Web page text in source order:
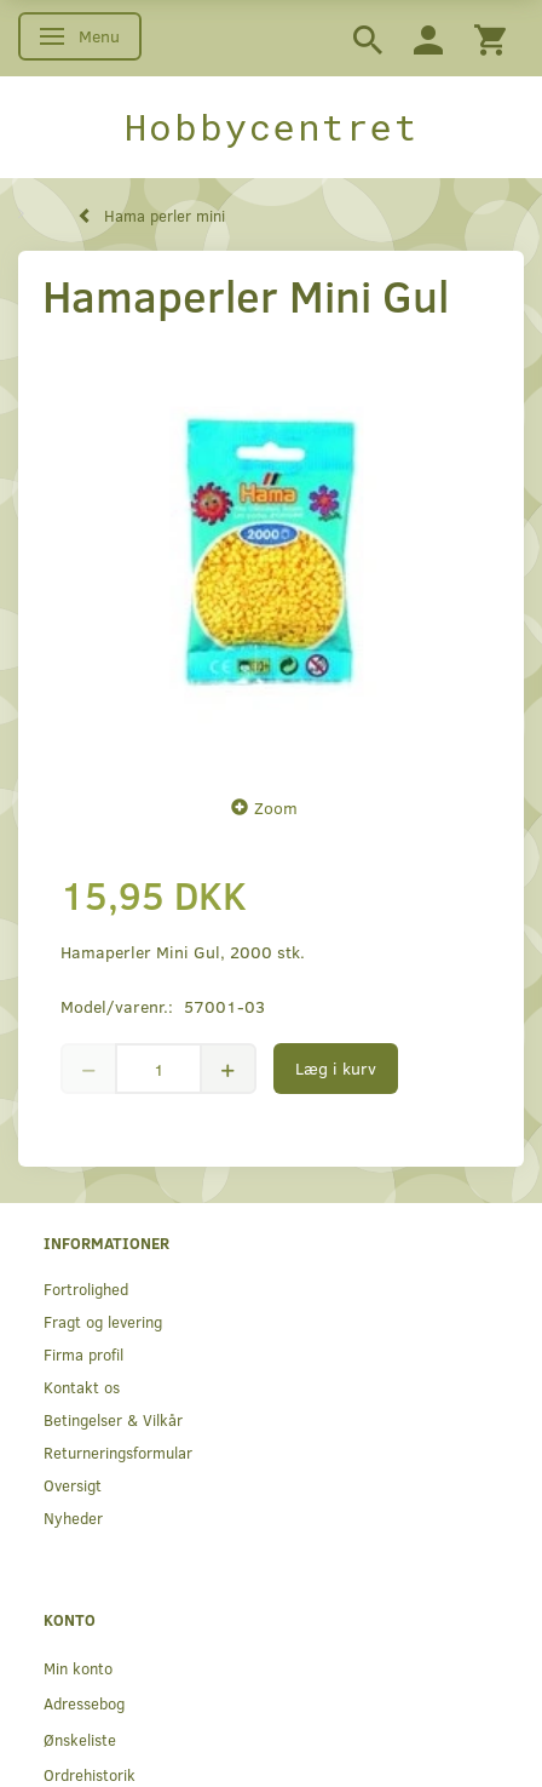
Skifte navigation
Menu
Hobbycentret
Hama perler mini
Hamaperler Mini Gul
Zoom
15,95 DKK
Hamaperler Mini Gul, 2000 stk.
Model/varenr.: 57001-03
Læg i kurv
INFORMATIONER
Fortrolighed
Fragt og levering
Firma profil
Kontakt os
Betingelser & Vilkår
Returneringsformular
Oversigt
Nyheder
KONTO
Min konto
Adressebog
Ønskeliste
Ordrehistorik